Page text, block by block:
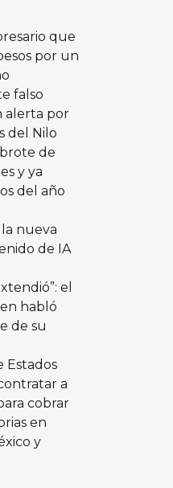
que
por un
falso
alerta por
del Nilo
de
y ya
del año
nueva
de IA
el
habló
de su
Estados
a
cobrar
en
y